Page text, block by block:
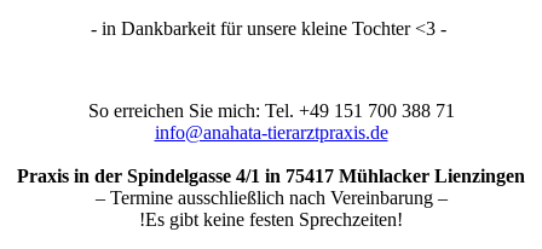
- in Dankbarkeit für unsere kleine Tochter <3 -
So erreichen Sie mich: Tel. +49 151 700 388 71
info@anahata-tierarztpraxis.de
Praxis in der Spindelgasse 4/1 in 75417 Mühlacker Lienzingen
– Termine ausschließlich nach Vereinbarung –
!Es gibt keine festen Sprechzeiten!